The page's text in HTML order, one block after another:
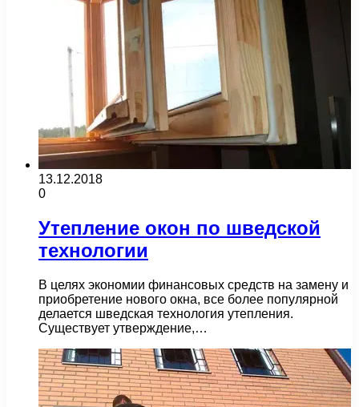
13.12.2018
0
Утепление окон по шведской
технологии
В целях экономии финансовых средств на замену и
приобретение нового окна, все более популярной
делается шведская технология утепления.
Существует утверждение,…